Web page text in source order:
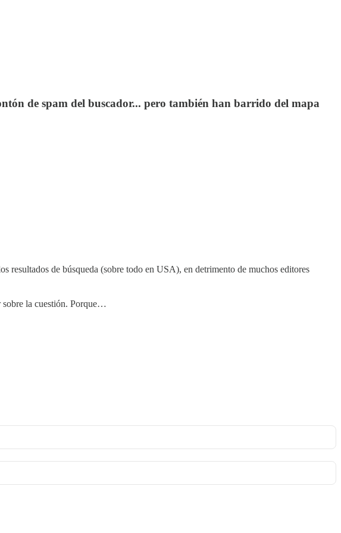
de spam del buscador... pero también han barrido del mapa
resultados de búsqueda (sobre todo en USA), en detrimento de muchos editores
la cuestión. Porque…